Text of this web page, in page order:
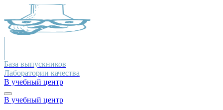
База выпускников
Лаборатории качества
В учебный центр
В учебный центр